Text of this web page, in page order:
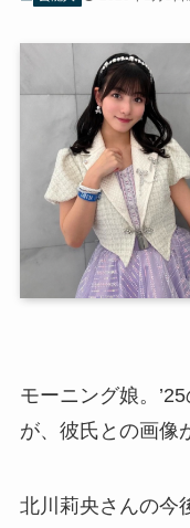
モーニング娘。
が、彼氏との画像
北川莉央さんの今